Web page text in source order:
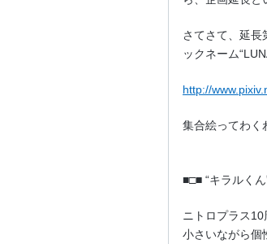
さてさて、延長
ックネーム
http://
集合絵ってわく
■□■ “キラルく
ニトロプラス10
小さいながら個